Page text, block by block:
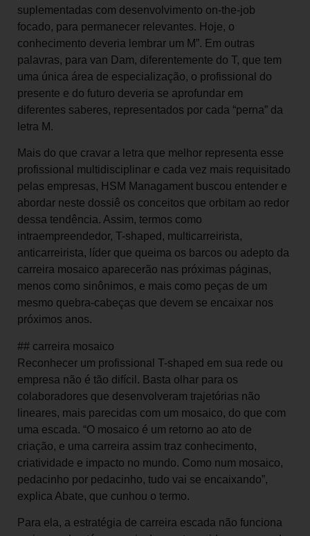
suplementadas com desenvolvimento on-the-job
focado, para permanecer relevantes. Hoje, o
conhecimento deveria lembrar um M”. Em outras
palavras, para van Dam, diferentemente do T, que tem
uma única área de especialização, o profissional do
presente e do futuro deveria se aprofundar em
diferentes saberes, representados por cada “perna” da
letra M.
Mais do que cravar a letra que melhor representa esse
profissional multidisciplinar e cada vez mais requisitado
pelas empresas, HSM Managament buscou entender e
abordar neste dossiê os conceitos que orbitam ao redor
dessa tendência. Assim, termos como
intraempreendedor, T-shaped, multicarreirista,
anticarreirista, líder que queima os barcos ou adepto da
carreira mosaico aparecerão nas próximas páginas,
menos como sinônimos, e mais como peças de um
mesmo quebra-cabeças que devem se encaixar nos
próximos anos.
## carreira mosaico
Reconhecer um profissional T-shaped em sua rede ou
empresa não é tão difícil. Basta olhar para os
colaboradores que desenvolveram trajetórias não
lineares, mais parecidas com um mosaico, do que com
uma escada. “O mosaico é um retorno ao ato de
criação, e uma carreira assim traz conhecimento,
criatividade e impacto no mundo. Como num mosaico,
pedacinho por pedacinho, tudo vai se encaixando”,
explica Abate, que cunhou o termo.
Para ela, a estratégia de carreira escada não funciona